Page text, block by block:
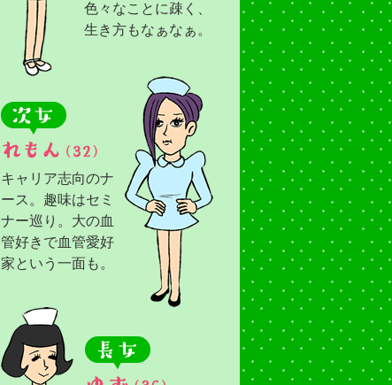
色々なことに疎く、
生き方もなぁなぁ。
キャリア志向のナ
ース。趣味はセミ
ナー巡り。大の血
管好きで血管愛好
家という一面も。